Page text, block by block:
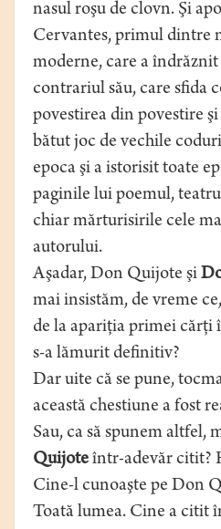
nasul roşu de clovn. Şi
Cervantes, primul dintre
moderne, care a îndrăznit
contrariul său, care sfida
povestirea din povestire
bătut joc de vechile
epoca şi a istorisit toate
paginile lui poemul,
chiar mărturisirile cele
autorului.
Aşadar, Don Quijote şi
mai insistăm, de vreme
de la apariţia primei cărţi
s-a lămurit definitiv?
Dar uite că se pune,
această chestiune a fost
Sau, ca să spunem altfel,
Quijoteîntr-adevăr citit?
Cine-l cunoaşte pe Don
Toată lumea. Cine a citit